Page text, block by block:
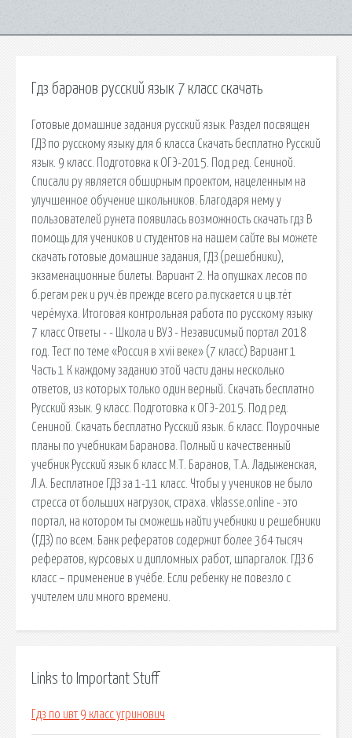
Гдз баранов русский язык 7 класс скачать
Готовые домашние задания русский язык. Раздел посвящен
ГДЗ по русскому языку для 6 класса Скачать бесплатно Русский
язык. 9 класс. Подготовка к ОГЭ-2015. Под ред. Сениной.
Списали ру является обширным проектом, нацеленным на
улучшенное обучение школьников. Благодаря нему у
пользователей рунета появилась возможность скачать гдз В
помощь для учеников и студентов на нашем сайте вы можете
скачать готовые домашние задания, ГДЗ (решебники),
экзаменационные билеты. Вариант 2. На опушках лесов по
б.регам рек и руч.ёв прежде всего ра.пускается и цв.тёт
черёмуха. Итоговая контрольная работа по русскому языку
7 класс Ответы - - Школа и ВУЗ - Независимый портал 2018
год. Тест по теме «Россия в xvii веке» (7 класс) Вариант 1
Часть 1 К каждому заданию этой части даны несколько
ответов, из которых только один верный. Скачать бесплатно
Русский язык. 9 класс. Подготовка к ОГЭ-2015. Под ред.
Сениной. Скачать бесплатно Русский язык. 6 класс. Поурочные
планы по учебникам Баранова. Полный и качественный
учебник Русский язык 6 класс М.Т. Баранов, Т.А. Ладыженская,
Л.А. Бесплатное ГДЗ за 1-11 класс. Чтобы у учеников не было
стресса от больших нагрузок, страха. vklasse.online - это
портал, на котором ты сможешь найти учебники и решебники
(ГДЗ) по всем. Банк рефератов содержит более 364 тысяч
рефератов, курсовых и дипломных работ, шпаргалок. ГДЗ 6
класс – применение в учёбе. Если ребенку не повезло с
учителем или много времени.
Links to Important Stuff
Гдз по ивт 9 класс угринович